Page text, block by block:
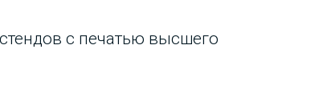
с печатью высшего